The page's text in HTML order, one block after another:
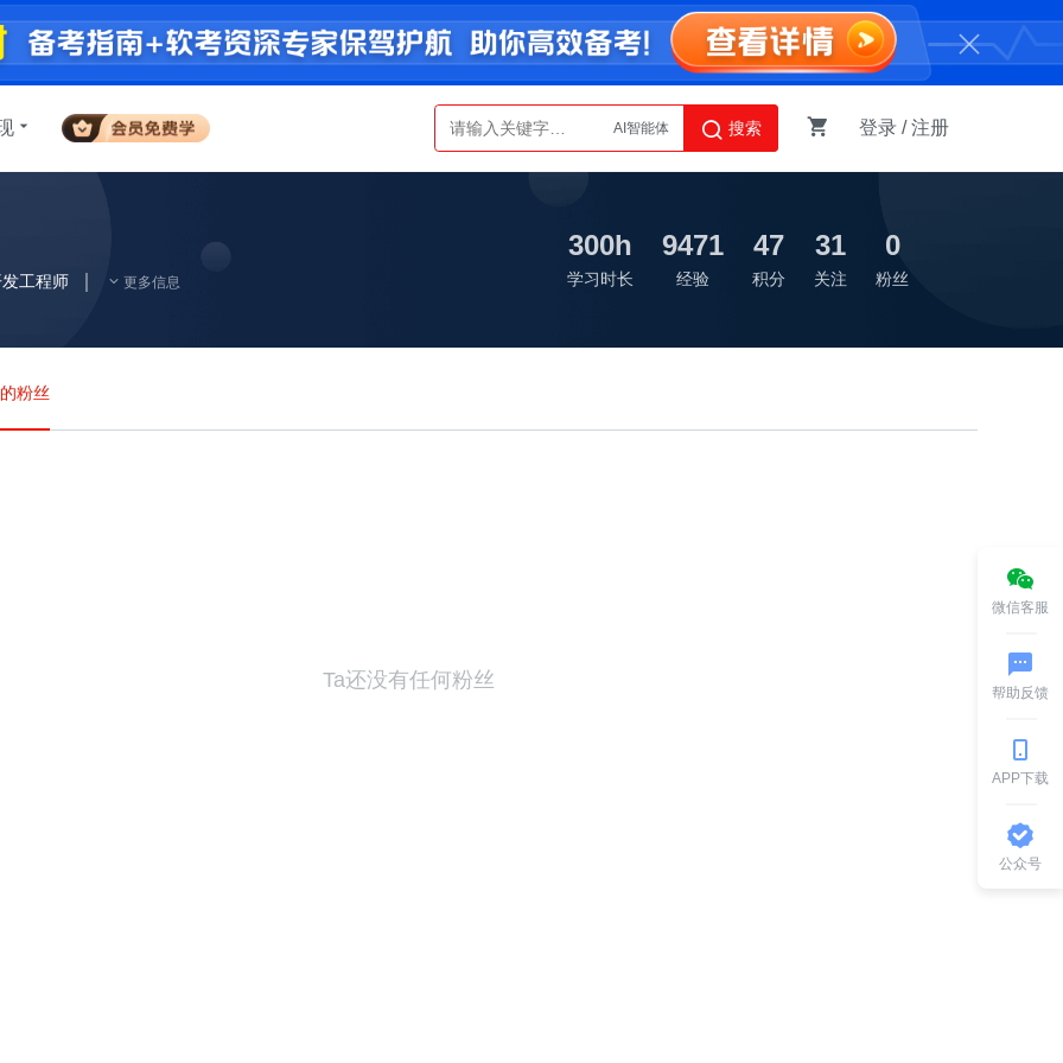
AI智能体
Python
搜索 登录 /注册
工程师 更多信息
300h
学习时长
9471
经验
47
积分
31
关注
0
粉丝
粉丝
Ta还没有任何粉丝
微信客服
帮助反馈
APP下载
公众号